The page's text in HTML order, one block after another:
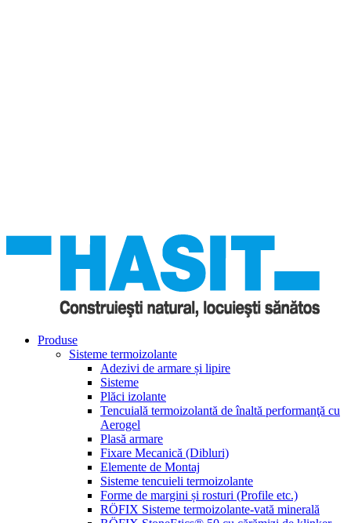
Produse
Sisteme termoizolante
Adezivi de armare și lipire
Sisteme
Plăci izolante
Tencuială termoizolantă de înaltă performanţă cu
Aerogel
Plasă armare
Fixare Mecanică (Dibluri)
Elemente de Montaj
Sisteme tencuieli termoizolante
Forme de margini și rosturi (Profile etc.)
RÖFIX Sisteme termoizolante-vată minerală